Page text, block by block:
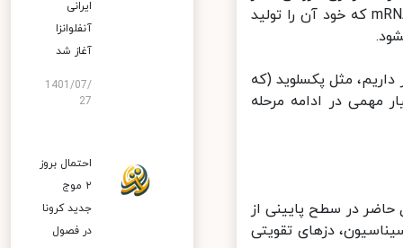
منصرف شود و با زدن واکسن هایی با درجه ایمنی زایی بالا و واکسن‌های mRNA که خود آن را تولید
مثل پکسلوید (که
مهمی در ادامه مرحله
داد و گفت: در حال حاضر در سطح پایینی از
واکسیناسیون، دزهای تقویتی
ایرانی
آنفلوانزا
آغاز شد
1401/07/
27
احتمال بروز
۲ موج
جدید کرونا
در فصول